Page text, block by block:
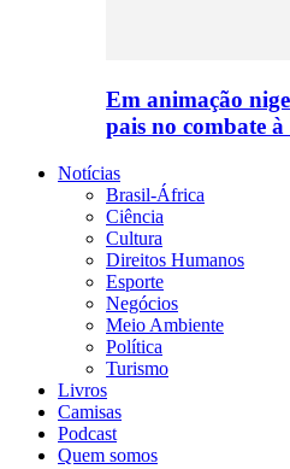
Em animação
pais no combate
Notícias
Brasil-África
Ciência
Cultura
Direitos Humanos
Esporte
Negócios
Meio Ambiente
Política
Turismo
Livros
Camisas
Podcast
Quem somos